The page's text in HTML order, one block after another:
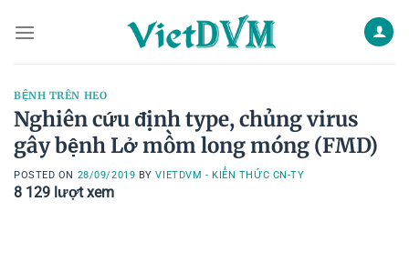
BỆNH TRÊN HEO
Nghiên cứu định type, chủng virus
gây bệnh Lở mồm long móng (FMD)
POSTED ON 28/09/2019 BYVIETDVM - KIẾN THỨC CN-TY
8 129 lượt xem